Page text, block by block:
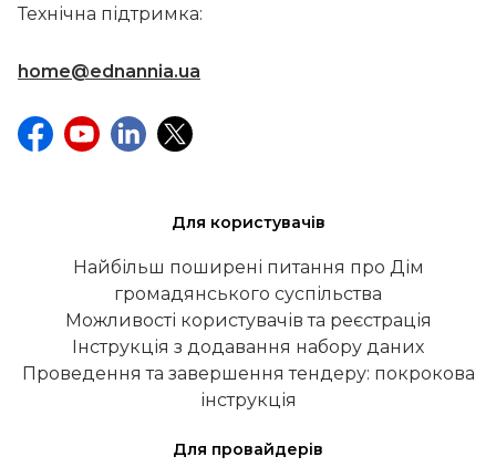
Технічна підтримка:
home@ednannia.ua
Для користувачів
Найбільш поширені питання про Дім
громадянського суспільства
Можливості користувачів та реєстрація
Інструкція з додавання набору даних
Проведення та завершення тендеру: покрокова
інструкція
Для провайдерів